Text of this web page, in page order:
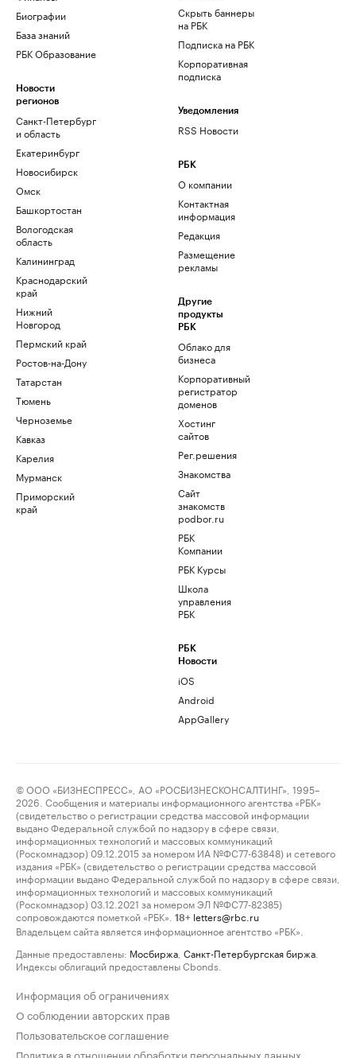
Биографии
База знаний
РБК Образование
Новости
регионов
Санкт-Петербург
и область
Екатеринбург
Новосибирск
Омск
Башкортостан
Вологодская
область
Калининград
Краснодарский
край
Нижний
Новгород
Пермский край
Ростов-на-Дону
Татарстан
Тюмень
Черноземье
Кавказ
Карелия
Мурманск
Приморский
край
Скрыть баннеры
на РБК
Подписка на РБК
Корпоративная
подписка
Уведомления
RSS Новости
РБК
О компании
Контактная
информация
Редакция
Размещение
рекламы
Другие
продукты
РБК
Облако для
бизнеса
Корпоративный
регистратор
доменов
Хостинг
сайтов
Рег.решения
Знакомства
Сайт
знакомств
podbor.ru
РБК
Компании
РБК Курсы
Школа
управления
РБК
РБК
Новости
iOS
Android
AppGallery
© ООО «БИЗНЕСПРЕСС», АО «РОСБИЗНЕСКОНСАЛТИНГ», 1995–
2026. Сообщения и материалы информационного агентства «РБК»
(свидетельство о регистрации средства массовой информации
выдано Федеральной службой по надзору в сфере связи,
информационных технологий и массовых коммуникаций
(Роскомнадзор) 09.12.2015 за номером ИА №ФС77-63848) и сетевого
издания «РБК» (свидетельство о регистрации средства массовой
информации выдано Федеральной службой по надзору в сфере связи,
информационных технологий и массовых коммуникаций
(Роскомнадзор) 03.12.2021 за номером ЭЛ №ФС77-82385)
сопровождаются пометкой «РБК».
18+ letters@rbc.ru
Владельцем сайта является информационное агентство «РБК».
Данные предоставлены: Мосбиржа Санкт-Петербургская биржа
Индексы облигаций предоставлены Cbonds.
Информация об ограничениях
О соблюдении авторских прав
Пользовательское соглашение
Политика в отношении обработки персональных данных